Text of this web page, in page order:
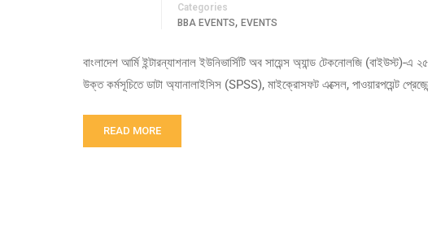
Categories
BBA EVENTS, EVENTS
বাংলাদেশ আর্মি ইন্টারন্যাশনাল ইউনিভার্সিটি অব সায়েন্স অ্যান্ড টেকনোলজি (বাইউস্ট)-এ
উক্ত কর্মসূচিতে ডাটা অ্যানালাইসিস (SPSS), মাইক্রোসফট এক্সেল, পাওয়ারপয়েন্ট
READ MORE